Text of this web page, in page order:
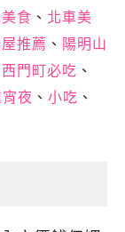
食 、 北車美
推薦 、 陽明山
西門町必吃 、
夜 、 小吃 、